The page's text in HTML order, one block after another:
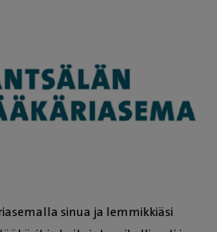
sinua ja lemmikkiäsi